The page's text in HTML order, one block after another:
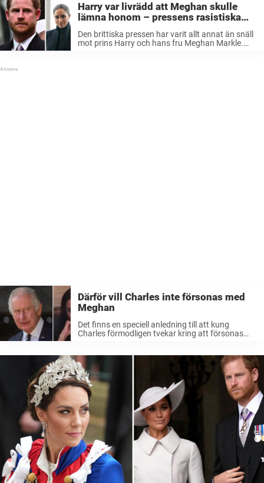
Harry var livrädd att Meghan skulle
lämna honom – pressens rasistiska
uttalanden höll på att skrämma bort
henne
Den brittiska pressen har varit allt annat än snäll
mot prins Harry och hans fru Meghan Markle.
Därför vill Charles inte försonas med
Meghan
Det finns en speciell anledning till att kung
Charles förmodligen tvekar kring att försonas
lamslå världen slog en rejäl nyhetsbomb ner i ...